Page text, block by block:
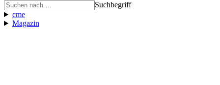
Suchbegriff
cme
Magazin